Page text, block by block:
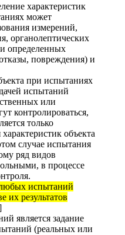
характеристик
может
измерений,
органолептических
определенных
повреждения) и
при испытаниях
испытаний
или
контролироваться,
только
объекта
случае испытания
ряд видов
в процессе
испытаний
их результатов
является задание
(реальных или